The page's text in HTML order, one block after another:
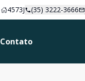
4573J (35) 3222-3666
Contato